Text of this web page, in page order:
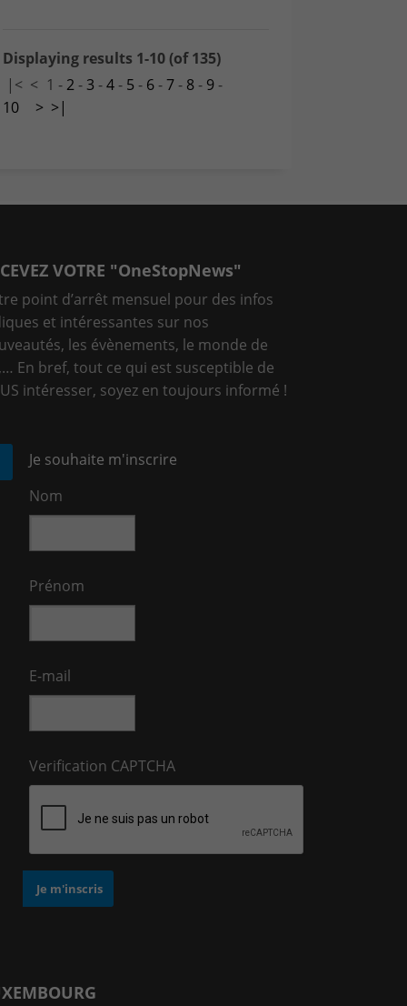
Displaying results 1-10 (of 135)
|< < 1 - 2- 3 -4- 5 - 6-7- 8- 9-
10
> >|
VOTRE "OneStopNews"
point d’arrêt mensuel pour des infos
et intéressantes sur nos
les évènements, le monde de
En bref, tout ce qui est susceptible de
intéresser, soyez en toujours informé !
Je souhaite m'inscrire
Nom
Prénom
E-mail
Verification CAPTCHA